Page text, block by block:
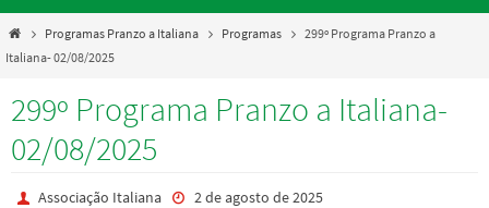
HomeProgramas Pranzo a Italiana Programas
299º Programa Pranzo a
Italiana- 02/08/2025
299º Programa Pranzo a Italiana-
02/08/2025
Associação Italiana
2 de agosto de 2025